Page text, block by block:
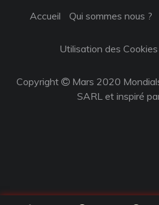
Accueil Qui sommes nous ?
Utilisation des Cookies
Copyright
Mars 2020
SARL et inspiré